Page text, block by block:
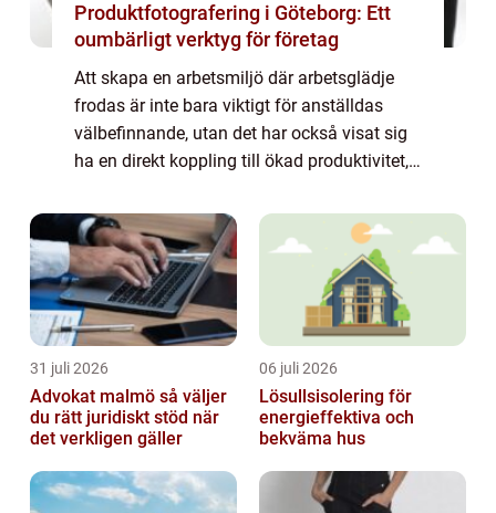
Produktfotografering i Göteborg: Ett
oumbärligt verktyg för företag
Att skapa en arbetsmiljö där arbetsglädje
frodas är inte bara viktigt för anställdas
välbefinnande, utan det har också visat sig
ha en direkt koppling till ökad produktivitet,
31 juli 2026
Advokat malmö så väljer
du rätt juridiskt stöd när
det verkligen gäller
06 juli 2026
Lösullsisolering för
energieffektiva och
bekväma hus